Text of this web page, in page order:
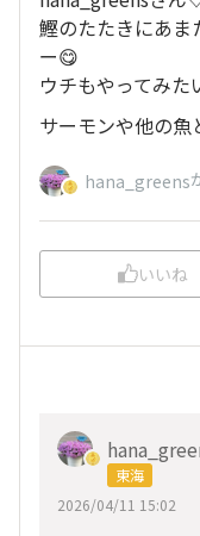
鰹のたたきにあま
ー😋
ウチもやってみた
サーモンや他の魚
hana_greens
いいね
東海
2026/04/11 15:02